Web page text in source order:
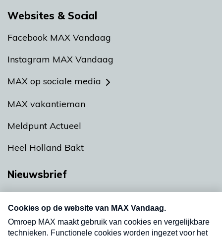
Websites & Social
Facebook MAX Vandaag
Instagram MAX Vandaag
MAX op sociale media
MAX vakantieman
Meldpunt Actueel
Heel Holland Bakt
Nieuwsbrief
nieuwsbrief. Elke vrijdag- en dinsdagochtend in
uw mailbox.